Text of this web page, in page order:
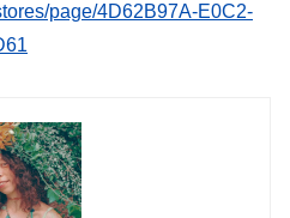
page/4D62B97A-E0C2-